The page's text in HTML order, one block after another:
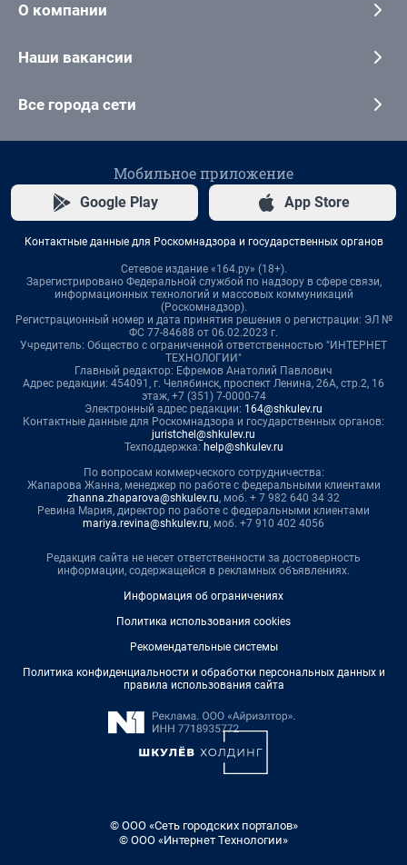
О компании
Наши вакансии
Все города сети
Мобильное приложение
Google Play App Store
Контактные данные для Роскомнадзора и государственных органов
Сетевое издание «164.ру» (18+).
Зарегистрировано Федеральной службой по надзору в сфере связи,
информационных технологий и массовых коммуникаций
(Роскомнадзор).
Регистрационный номер и дата принятия решения о регистрации: ЭЛ №
ФС 77-84688 от 06.02.2023 г.
Учредитель: Общество с ограниченной ответственностью "ИНТЕРНЕТ
ТЕХНОЛОГИИ"
Главный редактор: Ефремов Анатолий Павлович
Адрес редакции: 454091, г. Челябинск, проспект Ленина, 26А, стр.2, 16
этаж, +7 (351) 7-0000-74
Электронный адрес редакции: 164@shkulev.ru
Контактные данные для Роскомнадзора и государственных органов:
juristchel@shkulev.ru
Техподдержка: help@shkulev.ru
По вопросам коммерческого сотрудничества:
Жапарова Жанна, менеджер по работе с федеральными клиентами
zhanna.zhaparova@shkulev.ru, моб. + 7 982 640 34 32
Ревина Мария, директор по работе с федеральными клиентами
mariya.revina@shkulev.ru, моб. +7 910 402 4056
Редакция сайта не несет ответственности за достоверность
информации, содержащейся в рекламных объявлениях.
Информация об ограничениях
Политика использования cookies
Рекомендательные системы
Политика конфиденциальности и обработки персональных данных и
правила использования сайта
© ООО «Сеть городских порталов»
© ООО «Интернет Технологии»